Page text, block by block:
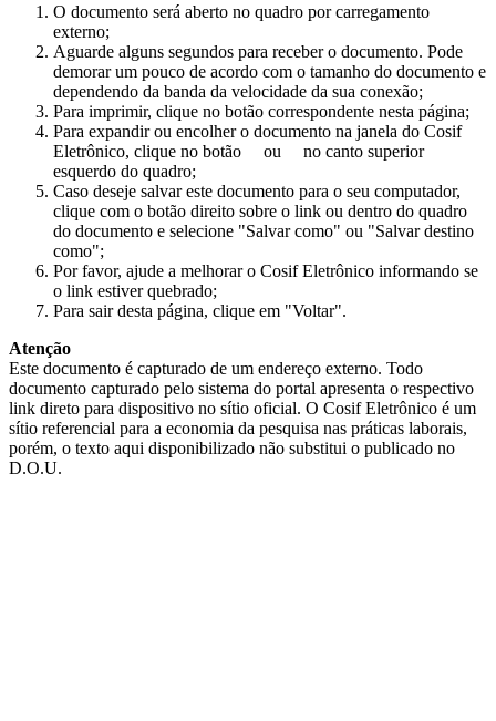
O documento será aberto no quadro por carregamento
externo;
Aguarde alguns segundos para receber o documento. Pode
demorar um pouco de acordo com o tamanho do documento e
dependendo da banda da velocidade da sua conexão;
Para imprimir, clique no botão correspondente nesta página;
Para expandir ou encolher o documento na janela do Cosif
Eletrônico, clique no botão
ou
no canto superior
esquerdo do quadro;
Caso deseje salvar este documento para o seu computador,
clique com o botão direito sobre o link ou dentro do quadro
do documento e selecione "Salvar como" ou "Salvar destino
como";
Por favor, ajude a melhorar o Cosif Eletrônico informando se
o link estiver quebrado;
Para sair desta página, clique em "Voltar".
Atenção
Este documento é capturado de um endereço externo. Todo
documento capturado pelo sistema do portal apresenta o respectivo
link direto para dispositivo no sítio oficial. O Cosif Eletrônico é um
sítio referencial para a economia da pesquisa nas práticas laborais,
porém, o texto aqui disponibilizado não substitui o publicado no
D.O.U.